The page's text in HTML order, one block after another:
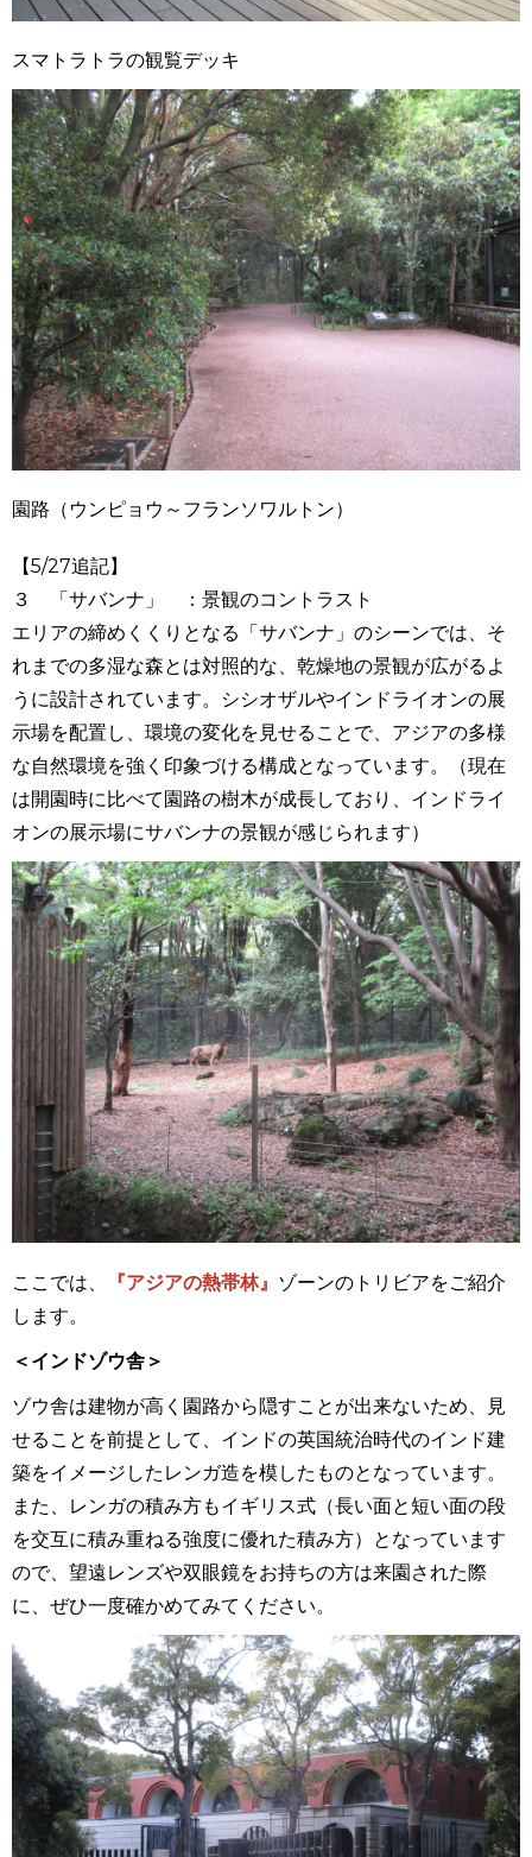
スマトラトラの観覧デッキ
園路（ウンピョウ～フランソワルトン）
【5/27追記】
３ 「サバンナ」 ：景観のコントラスト
エリアの締めくくりとなる「サバンナ」のシーンでは、そ
れまでの多湿な森とは対照的な、乾燥地の景観が広がるよ
うに設計されています。シシオザルやインドライオンの展
示場を配置し、環境の変化を見せることで、アジアの多様
な自然環境を強く印象づける構成となっています。（現在
は開園時に比べて園路の樹木が成長しており、インドライ
オンの展示場にサバンナの景観が感じられます）
ここでは、 『アジアの熱帯林』 ゾーンのトリビアをご紹介
します。
＜インドゾウ舎＞
ゾウ舎は建物が高く園路から隠すことが出来ないため、見
せることを前提として、インドの英国統治時代のインド建
築をイメージしたレンガ造を模したものとなっています。
また、レンガの積み方もイギリス式（長い面と短い面の段
を交互に積み重ねる強度に優れた積み方）となっています
ので、望遠レンズや双眼鏡をお持ちの方は来園された際
に、ぜひ一度確かめてみてください。